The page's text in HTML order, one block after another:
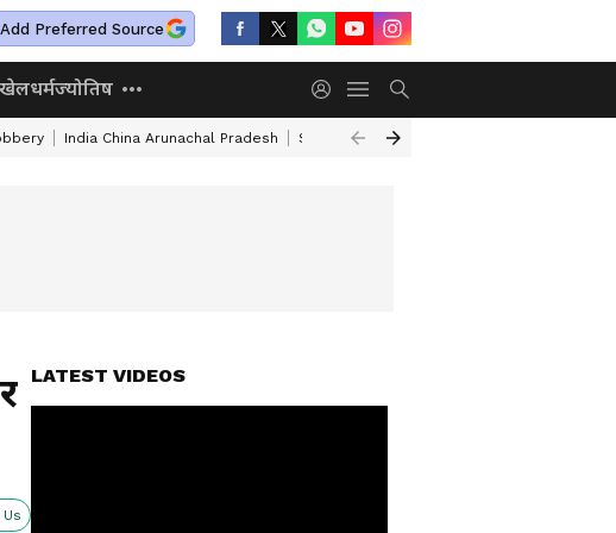
Add Preferred Source
खेलधर्मज्योतिष
India China Arunachal Pradesh Saudi Turkey Pakistan Defense Pact
LATEST VIDEOS